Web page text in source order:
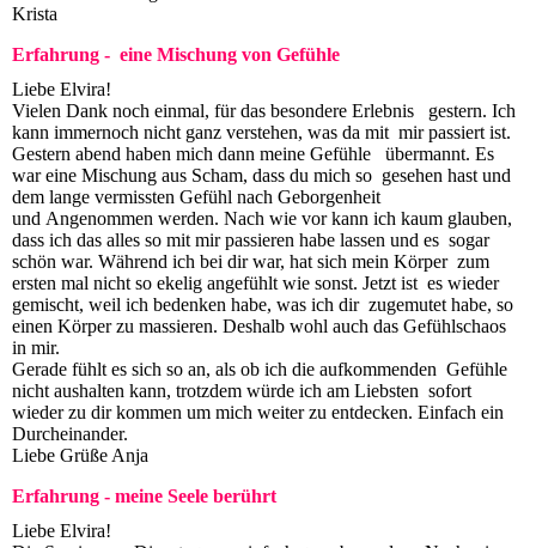
Krista
Erfahrung - eine Mischung von Gefühle
Liebe Elvira!
Vielen Dank noch einmal, für das besondere Erlebnis gestern. Ich
kann immernoch nicht ganz verstehen, was da mit mir passiert ist.
Gestern abend haben mich dann meine Gefühle übermannt. Es
war eine Mischung aus Scham, dass du mich so gesehen hast und
dem lange vermissten Gefühl nach Geborgenheit
und Angenommen werden. Nach wie vor kann ich kaum glauben,
dass ich das alles so mit mir passieren habe lassen und es sogar
schön war. Während ich bei dir war, hat sich mein Körper zum
ersten mal nicht so ekelig angefühlt wie sonst. Jetzt ist es wieder
gemischt, weil ich bedenken habe, was ich dir zugemutet habe, so
einen Körper zu massieren. Deshalb wohl auch das Gefühlschaos
in mir.
Gerade fühlt es sich so an, als ob ich die aufkommenden Gefühle
nicht aushalten kann, trotzdem würde ich am Liebsten sofort
wieder zu dir kommen um mich weiter zu entdecken. Einfach ein
Durcheinander.
Liebe Grüße Anja
Erfahrung - meine Seele berührt
Liebe Elvira!